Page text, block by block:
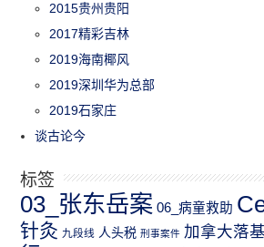
2015贵州贵阳
2017精彩吉林
2019海南椰风
2019深圳华为总部
2019石家庄
谈古论今
标签
03_张东岳案 06_病童救助
针灸 九段线 人头税 刑事案件 加拿大落